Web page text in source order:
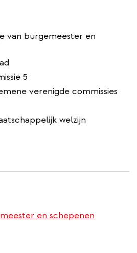
van burgemeester en
5
verenigde commissies
welzijn
en schepenen